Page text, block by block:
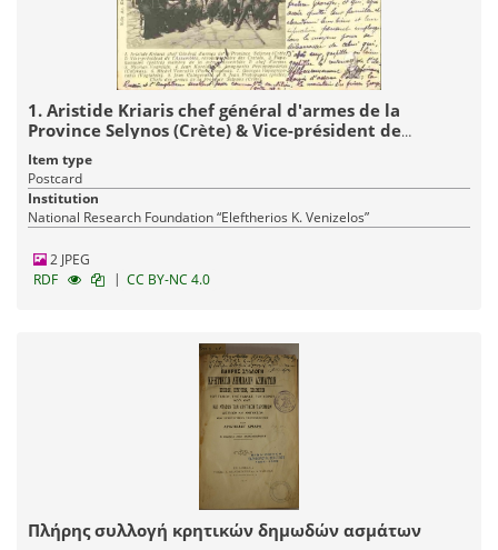
1. Aristide Kriaris chef général d'armes de la
Province Selynos (Crète) & Vice-président de
l'Assemblée révolutionaire des Crétois.
2.Papakasselos (prêtre) membre de l'Assemblée &
chef d'armes. 3. Nicolas Vourakis. 4. Jean Korcidis. 5.
Anagnostis Protopapadakis (Calyvas). 6. Michel
Vourakis (Porte drapeau). 7. Georges Papagrigorakis
(Vogiatzis). 8. Jean Calogerakis et 9. Jean Protopapas
(pêetre), Chef des armes de la Province Selynos
(Crète).
Item type
Postcard
Institution
National Research Foundation “Eleftherios K. Venizelos”
2 JPEG
RDF
| CC BY-NC 4.0
Πλήρης συλλογή κρητικών δημωδών ασμάτων